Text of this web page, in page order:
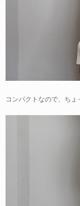
コンパクトなので、ちょ